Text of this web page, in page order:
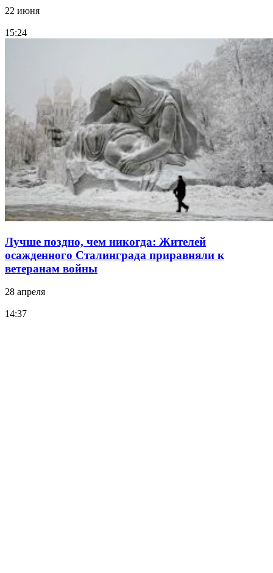
22 июня
15:24
Лучше поздно, чем никогда: Жителей
осажденного Сталинграда приравняли к
ветеранам войны
28 апреля
14:37